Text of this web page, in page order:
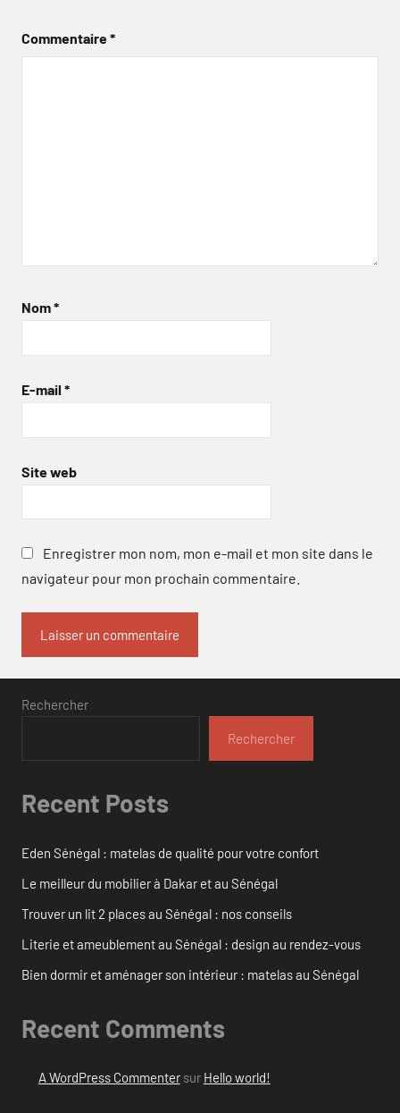
Commentaire*
Nom*
E-mail *
Site web
Enregistrer mon nom, mon e-mail et mon site dans le
navigateur pour mon prochain commentaire.
Rechercher
Rechercher
Recent Posts
Eden Sénégal : matelas de qualité pour votre confort
Le meilleur du mobilier à Dakar et au Sénégal
Trouver un lit 2 places au Sénégal : nos conseils
Literie et ameublement au Sénégal : design au rendez-vous
Bien dormir et aménager son intérieur : matelas au Sénégal
Recent Comments
A WordPress Commentersur Hello world!